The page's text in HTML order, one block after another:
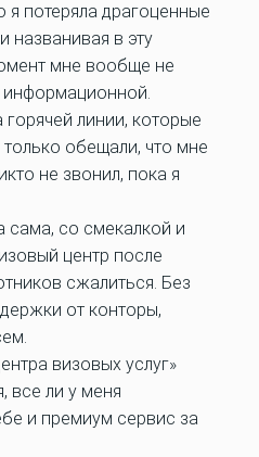
я потеряла драгоценные
названивая в эту
мне вообще не
линии, которые
обещали, что мне
не звонил, пока я
сама, со смекалкой и
центр после
сжалиться. Без
от конторы,
визовых услуг»
все ли у меня
и премиум сервис за